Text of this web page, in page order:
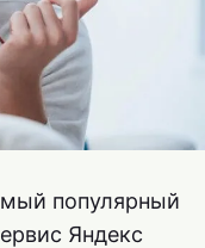
популярный
Яндекс